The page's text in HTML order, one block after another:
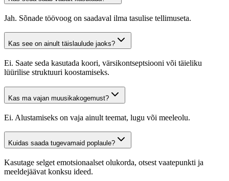
Jah. Sõnade töövoog on saadaval ilma tasulise tellimuseta.
Kas see on ainult täislaulude jaoks?
Ei. Saate seda kasutada koori, värsikontseptsiooni või täieliku
lüürilise struktuuri koostamiseks.
Kas ma vajan muusikakogemust?
Ei. Alustamiseks on vaja ainult teemat, lugu või meeleolu.
Kuidas saada tugevamaid poplaule?
Kasutage selget emotsionaalset olukorda, otsest vaatepunkti ja
meeldejäävat konksu ideed.